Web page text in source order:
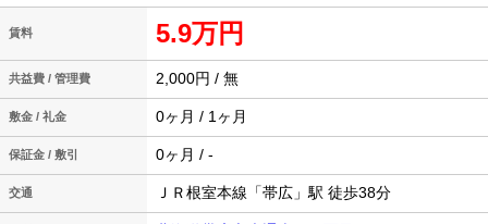
賃料 5.9万円
共益費 / 管理費 2,000円 / 無
敷金 / 礼金 0ヶ月 / 1ヶ月
保証金 / 敷引 0ヶ月 / -
交通 ＪＲ根室本線「帯広」駅 徒歩38分